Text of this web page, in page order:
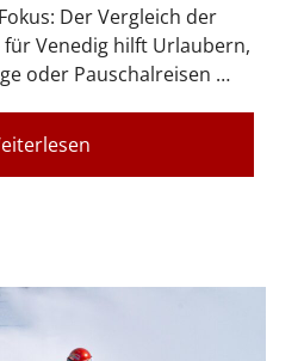
Der Vergleich der
Venedig hilft Urlaubern,
oder Pauschalreisen …